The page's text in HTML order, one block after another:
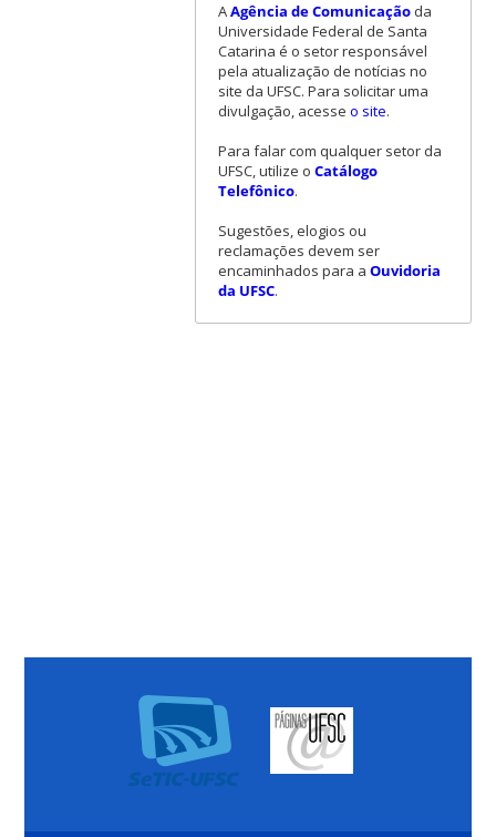
AAgência de Comunicaçãoda
Universidade Federal de Santa
Catarina é o setor responsável
pela atualização de notícias no
site da UFSC. Para solicitar uma
divulgação, acesse o site.
Para falar com qualquer setor da
UFSC, utilize o Catálogo
Telefônico.
Sugestões, elogios ou
reclamações devem ser
encaminhados para a Ouvidoria
da UFSC.